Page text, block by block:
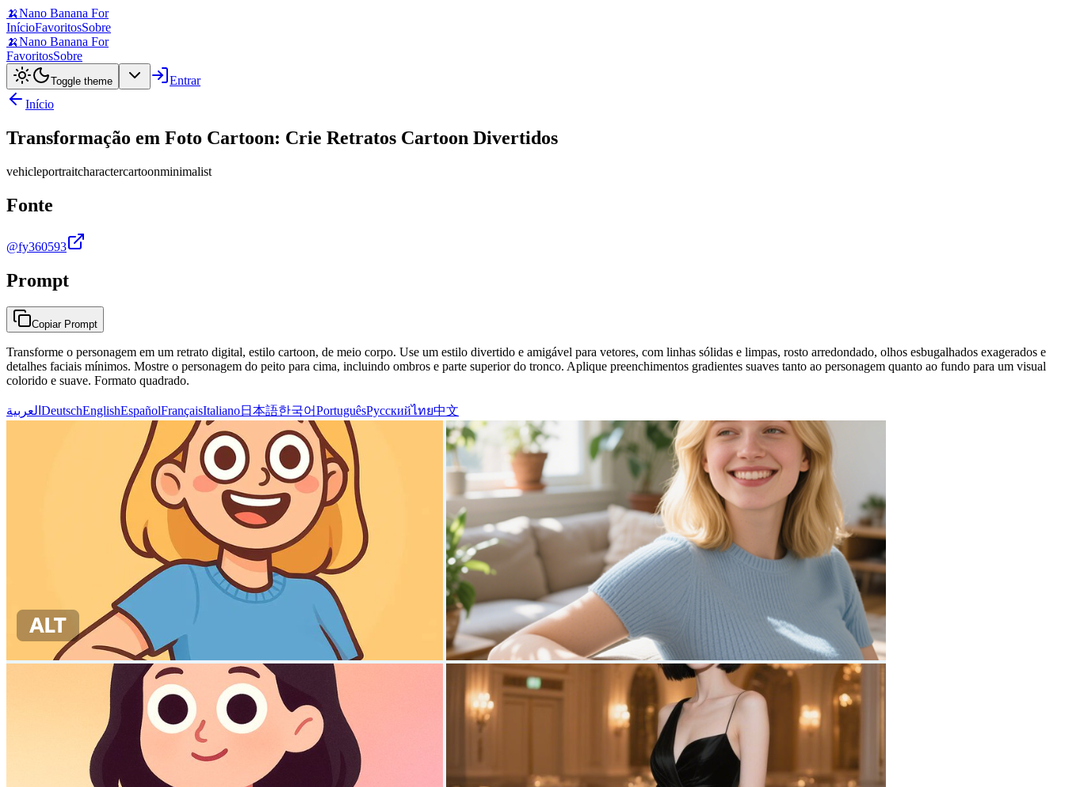
🍌Nano Banana For
InícioFavoritosSobre
🍌Nano Banana For
FavoritosSobre
Toggle theme
Entrar
Início
Transformação em Foto Cartoon: Crie Retratos Cartoon Divertidos
vehicleportraitcharactercartoonminimalist
Fonte
@fy360593
Prompt
Copiar Prompt
Transforme o personagem em um retrato digital, estilo cartoon, de meio corpo. Use um estilo divertido e amigável para vetores, com linhas sólidas e limpas, rosto arredondado, olhos esbugalhados exagerados e
detalhes faciais mínimos. Mostre o personagem do peito para cima, incluindo ombros e parte superior do tronco. Aplique preenchimentos gradientes suaves tanto ao personagem quanto ao fundo para um visual
colorido e suave. Formato quadrado.
العربية DeutschEnglishEspañolFrançaisItaliano日本語한국어PortuguêsРусскийไทย中文